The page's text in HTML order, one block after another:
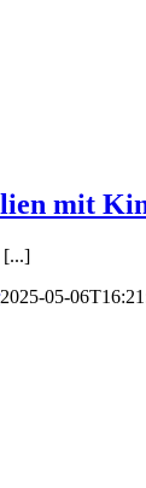
mit
[...]
2025-05-